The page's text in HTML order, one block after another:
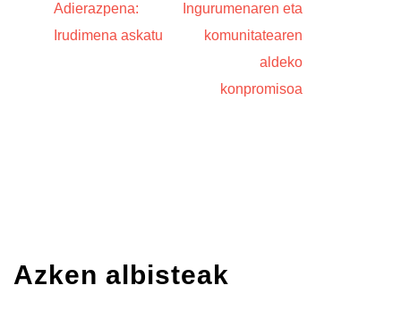
Adierazpena:
Irudimena askatu
Ingurumenaren eta
komunitatearen
aldeko
konpromisoa
Azken albisteak